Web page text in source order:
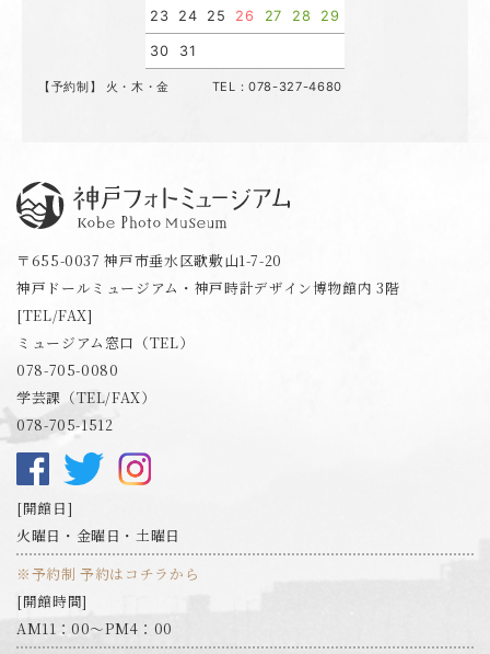
23 24 25 26 27 28 29
30 31
【予約制】 火・木・金 TEL：078-327-4680
〒655-0037 神戸市垂水区歌敷山1-7-20
神戸ドールミュージアム・神戸時計デザイン博物館内 3階
[TEL/FAX]
ミュージアム窓口（TEL）
078-705-0080
学芸課（TEL/FAX）
078-705-1512
開館日
火曜日・金曜日・土曜日
※予約制 予約はコチラから
開館時間
AM11：00～PM4：00